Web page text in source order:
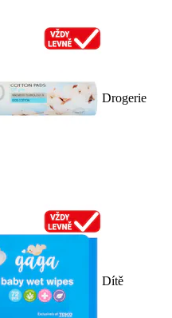
Drogerie
Dítě